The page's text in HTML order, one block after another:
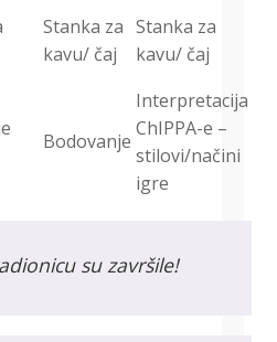
Stanka za
kavu/ čaj
Stanka za
kavu/ čaj
Bodovanje
Interpretacija
ChIPPA-e –
stilovi/načini
igre
su završile!